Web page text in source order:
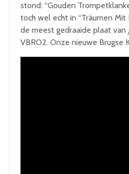
stond: “Gouden
toch wel echt in “Träumen Mit
de meest gedraaide plaat van
VBRO2. Onze nieuwe Brugse